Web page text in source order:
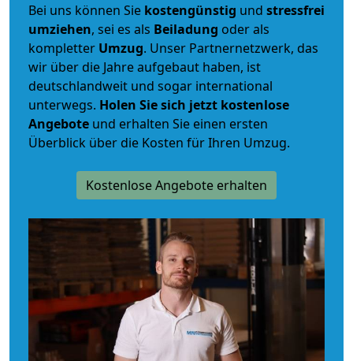
Bei uns können Sie kostengünstig und stressfrei
umziehen, sei es als Beiladung oder als
kompletter Umzug. Unser Partnernetzwerk, das
wir über die Jahre aufgebaut haben, ist
deutschlandweit und sogar international
unterwegs. Holen Sie sich jetzt kostenlose
Angebote und erhalten Sie einen ersten
Überblick über die Kosten für Ihren Umzug.
Kostenlose Angebote erhalten